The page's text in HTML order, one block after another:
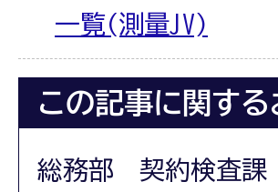
一覧(測量JV)
この記事に関す
総務部 契約検査課